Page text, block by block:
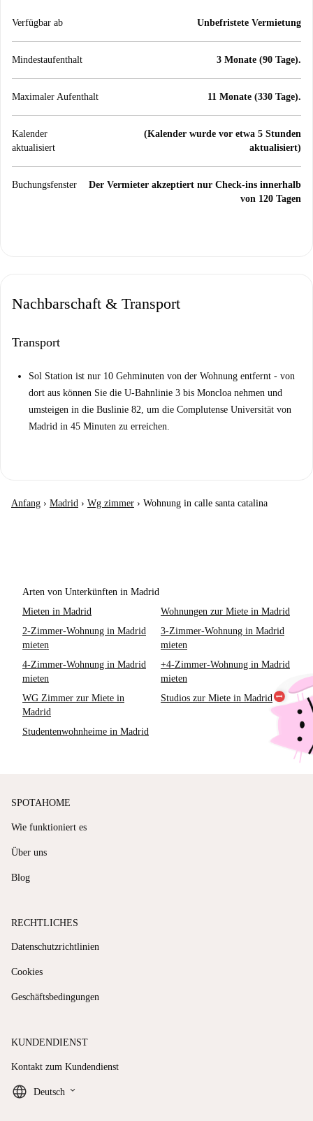
Verfügbar ab Unbefristete Vermietung
Mindestaufenthalt 3 Monate (90 Tage).
Maximaler Aufenthalt 11 Monate (330 Tage).
Kalender
aktualisiert
(Kalender wurde vor etwa 5 Stunden
aktualisiert)
Buchungsfenster
Der Vermieter akzeptiert nur Check-ins innerhalb
von 120 Tagen
Nachbarschaft & Transport
Transport
Sol Station ist nur 10 Gehminuten von der Wohnung entfernt - von
dort aus können Sie die U-Bahnlinie 3 bis Moncloa nehmen und
umsteigen in die Buslinie 82, um die Complutense Universität von
Madrid in 45 Minuten zu erreichen.
Anfang › Madrid › Wg zimmer › Wohnung in calle santa catalina
Arten von Unterkünften in Madrid
Mieten in Madrid
Wohnungen zur Miete in Madrid
2-Zimmer-Wohnung in Madrid
mieten
3-Zimmer-Wohnung in Madrid
mieten
4-Zimmer-Wohnung in Madrid
mieten
+4-Zimmer-Wohnung in Madrid
mieten
WG Zimmer zur Miete in
Madrid
Studios zur Miete in Madrid
Studentenwohnheime in Madrid
SPOTAHOME
Wie funktioniert es
Über uns
Blog
RECHTLICHES
Datenschutzrichtlinien
Cookies
Geschäftsbedingungen
KUNDENDIENST
Kontakt zum Kundendienst
Deutsch keyboard_arrow_down